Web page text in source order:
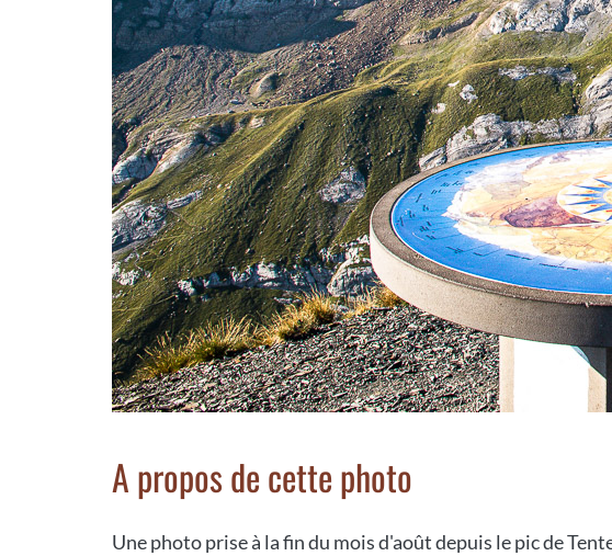
A propos de cette photo
Une photo prise à la fin du mois d'août depuis le pic de